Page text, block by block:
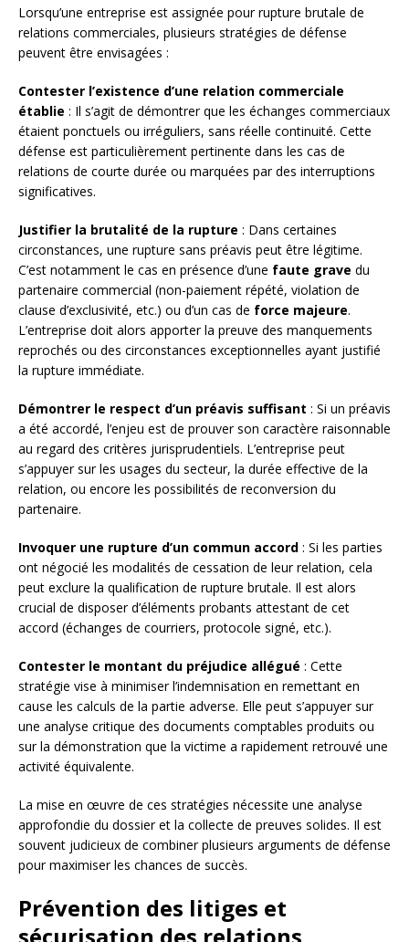
Lorsqu’une entreprise est assignée pour rupture brutale de
relations commerciales, plusieurs stratégies de défense
peuvent être envisagées :
Contester l’existence d’une relation commerciale
établie : Il s’agit de démontrer que les échanges commerciaux
étaient ponctuels ou irréguliers, sans réelle continuité. Cette
défense est particulièrement pertinente dans les cas de
relations de courte durée ou marquées par des interruptions
significatives.
Justifier la brutalité de la rupture : Dans certaines
circonstances, une rupture sans préavis peut être légitime.
C’est notamment le cas en présence d’une faute grave du
partenaire commercial (non-paiement répété, violation de
clause d’exclusivité, etc.) ou d’un cas de force majeure.
L’entreprise doit alors apporter la preuve des manquements
reprochés ou des circonstances exceptionnelles ayant justifié
la rupture immédiate.
Démontrer le respect d’un préavis suffisant : Si un préavis
a été accordé, l’enjeu est de prouver son caractère raisonnable
au regard des critères jurisprudentiels. L’entreprise peut
s’appuyer sur les usages du secteur, la durée effective de la
relation, ou encore les possibilités de reconversion du
partenaire.
Invoquer une rupture d’un commun accord : Si les parties
ont négocié les modalités de cessation de leur relation, cela
peut exclure la qualification de rupture brutale. Il est alors
crucial de disposer d’éléments probants attestant de cet
accord (échanges de courriers, protocole signé, etc.).
Contester le montant du préjudice allégué : Cette
stratégie vise à minimiser l’indemnisation en remettant en
cause les calculs de la partie adverse. Elle peut s’appuyer sur
une analyse critique des documents comptables produits ou
sur la démonstration que la victime a rapidement retrouvé une
activité équivalente.
La mise en œuvre de ces stratégies nécessite une analyse
approfondie du dossier et la collecte de preuves solides. Il est
souvent judicieux de combiner plusieurs arguments de défense
pour maximiser les chances de succès.
Prévention des litiges et
sécurisation des relations